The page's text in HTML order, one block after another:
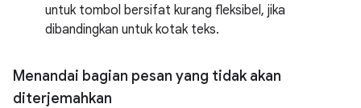
untuk tombol bersifat kurang fleksibel, jika
dibandingkan untuk kotak teks.
Menandai bagian pesan yang tidak akan
diterjemahkan